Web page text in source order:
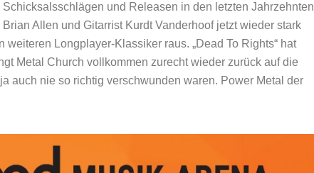
und Releasen in den letzten Jahrzehnten
Allen und Gitarrist Kurdt Vanderhoof jetzt wieder stark
Longplayer-Klassiker raus. „Dead To Rights“ hat
Metal Church vollkommen zurecht wieder zurück auf die
auch nie so richtig verschwunden waren. Power Metal der